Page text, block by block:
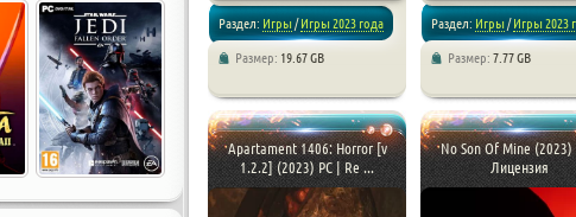
Раздел: Игры/Игры 2023 года
Размер: 19.67 GB
Раздел: Игры/Игры 2023
Размер: 7.77 GB
Apartament 1406: Horror [v
1.2.2] (2023) PC | Re ...
No Son Of Mine (2023)
Лицензия